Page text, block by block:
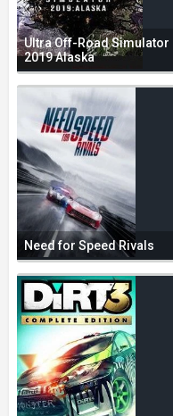
Ultra Off-Road Simulator
2019 Alaska
Need for Speed Rivals